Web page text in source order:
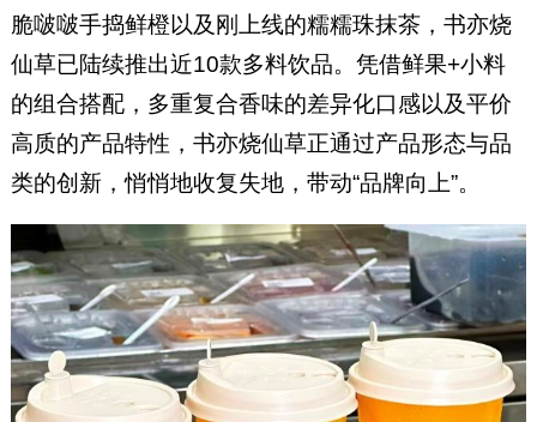
脆啵啵手捣鲜橙以及刚上线的糯糯珠抹茶，书亦烧
仙草已陆续推出近10款多料饮品。凭借鲜果+小料
的组合搭配，多重复合香味的差异化口感以及平价
高质的产品特性，书亦烧仙草正通过产品形态与品
类的创新，悄悄地收复失地，带动“品牌向上”。